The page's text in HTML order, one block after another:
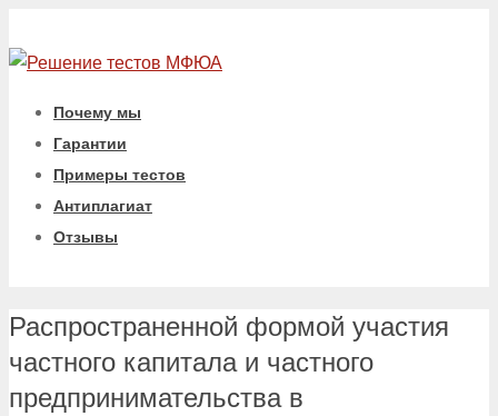
Почему мы
Гарантии
Примеры тестов
Антиплагиат
Отзывы
Распространенной формой участия
частного капитала и частного
предпринимательства в